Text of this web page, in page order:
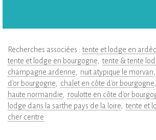
Recherches associées : tente et lodge en
tente et lodge en bourgogne
tente & tente
champagne ardenne
nuit atypique le morvan
d'or bourgogne
chalet en côte d'or bourgogne
haute normandie
roulotte en côte d'or
lodge dans la sarthe pays de la loire
tente et
cher centre